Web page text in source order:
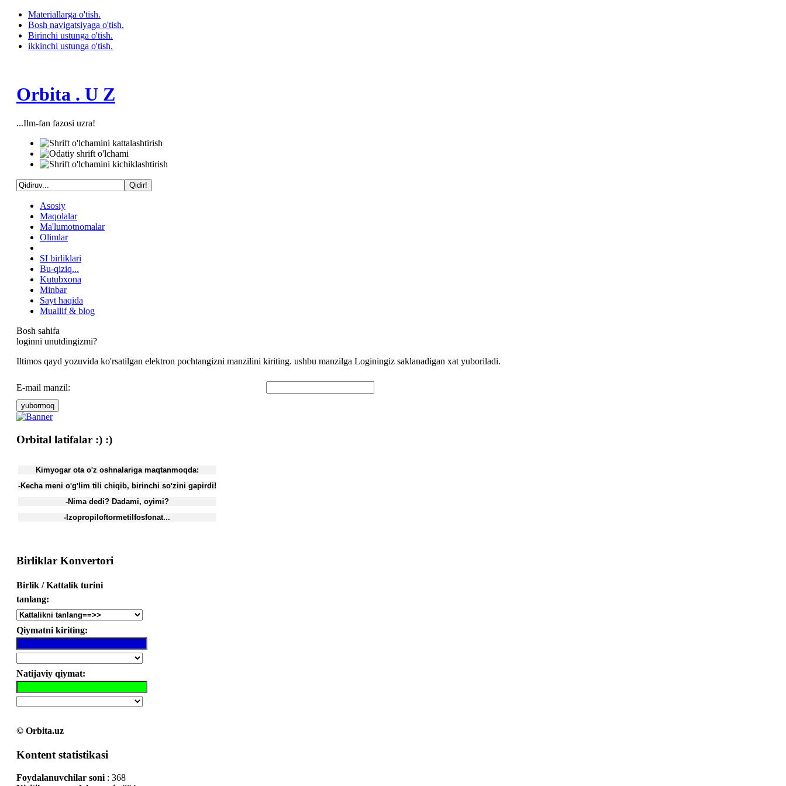
Materiallarga o'tish.
Bosh navigatsiyaga o'tish.
Birinchi ustunga o'tish.
ikkinchi ustunga o'tish.
Orbita . U Z
...Ilm-fan fazosi uzra!
Asosiy
Maqolalar
Ma'lumotnomalar
Olimlar
SI birliklari
Bu-qiziq...
Kutubxona
Minbar
Sayt haqida
Muallif & blog
Bosh sahifa
loginni unutdingizmi?
Iltimos qаyd yozuvidа ko'rsаtilgаn elеktrоn pоchtаngizni manzilini kiriting. ushbu manzilgа Loginingiz sаklаnаdigаn xat yubоrilаdi.
E-mail manzil:
yubоrmоq
Orbital latifalar :) :)
Kimyogar ota o'z oshnalariga maqtanmoqda:
-Kecha meni o'g'lim tili chiqib, birinchi so'zini gapirdi!
-Nima dedi? Dadami, oyimi?
-Izopropiloftormetilfosfonat...
Birliklar Konvertori
Birlik / Kattalik turini
tanlang:
Qiymatni kiriting:
Natijaviy qiymat:
© Orbita.uz
Kontent statistikasi
Foydalanuvchilar soni: 368